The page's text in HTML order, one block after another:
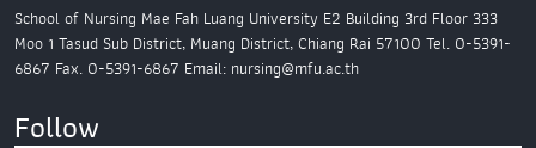
School of Nursing Mae Fah Luang University E2 Building 3rd Floor 333
Moo 1 Tasud Sub District, Muang District, Chiang Rai 57100 Tel. 0-5391-
6867 Fax. 0-5391-6867 Email: nursing@mfu.ac.th
Follow